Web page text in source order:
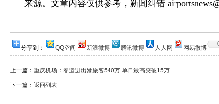
来源。文章内容仅供参考，新闻纠错
分享到： QQ空间 新浪微博 腾讯微博 人人网 网易微博
上一篇： 重庆机场：春运进出港旅客540万 单日最高突破15万
下一篇： 返回列表